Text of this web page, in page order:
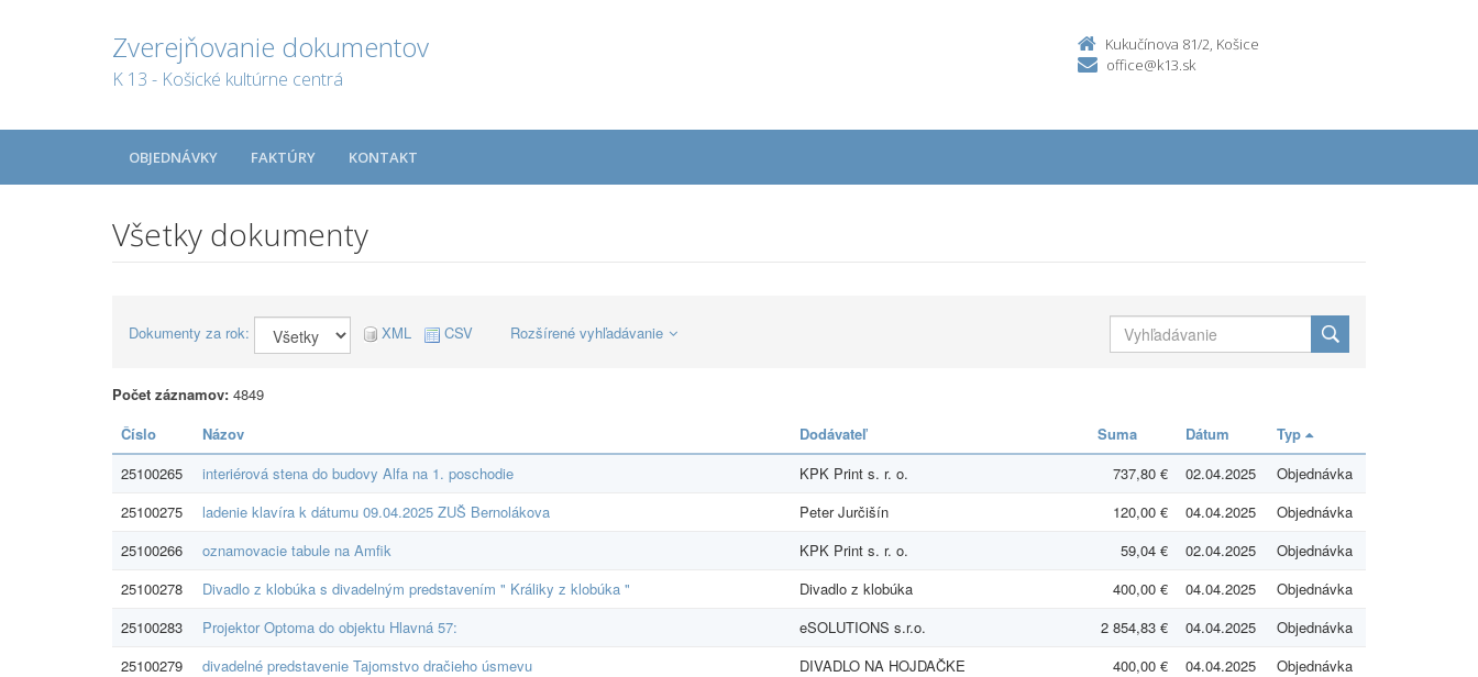
Zverejňovanie dokumentov
K 13 - Košické kultúrne centrá
Kukučínova 81/2, Košice
office@k13.sk
OBJEDNÁVKY FAKTÚRY KONTAKT
Všetky dokumenty
Dokumenty za rok: XML CSV Rozšírené vyhľadávanie
Počet záznamov: 4849
Číslo
Názov Dodávateľ Suma Dátum
Typ
25100265
interiérová stena do budovy Alfa na 1. poschodie KPK Print s. r. o. 737,80 € 02.04.2025
Objednávka
25100275
ladenie klavíra k dátumu 09.04.2025 ZUŠ Bernolákova Peter Jurčišín 120,00 € 04.04.2025
Objednávka
25100266
oznamovacie tabule na Amfik KPK Print s. r. o. 59,04 € 02.04.2025
Objednávka
25100278
Divadlo z klobúka s divadelným predstavením " Králiky z klobúka " Divadlo z klobúka 400,00 € 04.04.2025
Objednávka
25100283
Projektor Optoma do objektu Hlavná 57: eSOLUTIONS s.r.o. 2 854,83 € 04.04.2025
Objednávka
25100279
divadelné predstavenie Tajomstvo dračieho úsmevu DIVADLO NA HOJDAČKE 400,00 € 04.04.2025
Objednávka